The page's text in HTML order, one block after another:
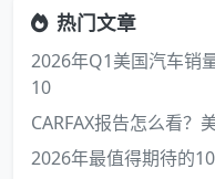
热门文章
2026年Q1美国汽车销
10
CARFAX报告怎么看？
2026年最值得期待的